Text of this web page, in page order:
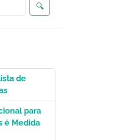
🔍
de
para
é Medida